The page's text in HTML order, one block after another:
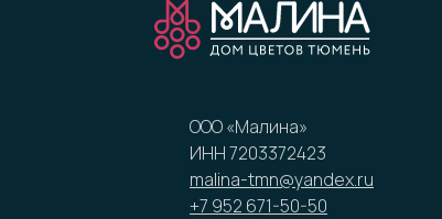
ООО «Малина»
ИНН 7203372423
malina-tmn@yandex.ru
+7 952 671-50-50